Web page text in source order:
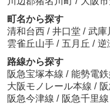
町名から探す
清和台西 / 井口堂 / 武庫
雲雀丘山手 / 五月丘 / 逆
路線から探す
阪急宝塚本線 / 能勢電
大阪モノレール本線 /
阪急今津線 / 阪急千里線